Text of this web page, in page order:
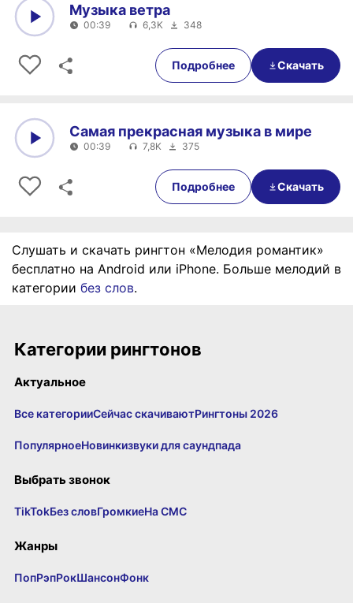
00:39
Музыка ветра
00:39 6,3K 348
Подробнее Скачать
00:39
Самая прекрасная музыка в мире
00:39 7,8K 375
Подробнее Скачать
Слушать и скачать рингтон «Мелодия романтик»
бесплатно на Android или iPhone. Больше мелодий в
категории без слов.
Категории рингтонов
Актуальное
Все категорииСейчас скачиваютРингтоны 2026
ПопулярноеНовинкизвуки для саундпада
Выбрать звонок
TikTokБез словГромкиеНа СМС
Жанры
ПопРэпРокШансонФонк